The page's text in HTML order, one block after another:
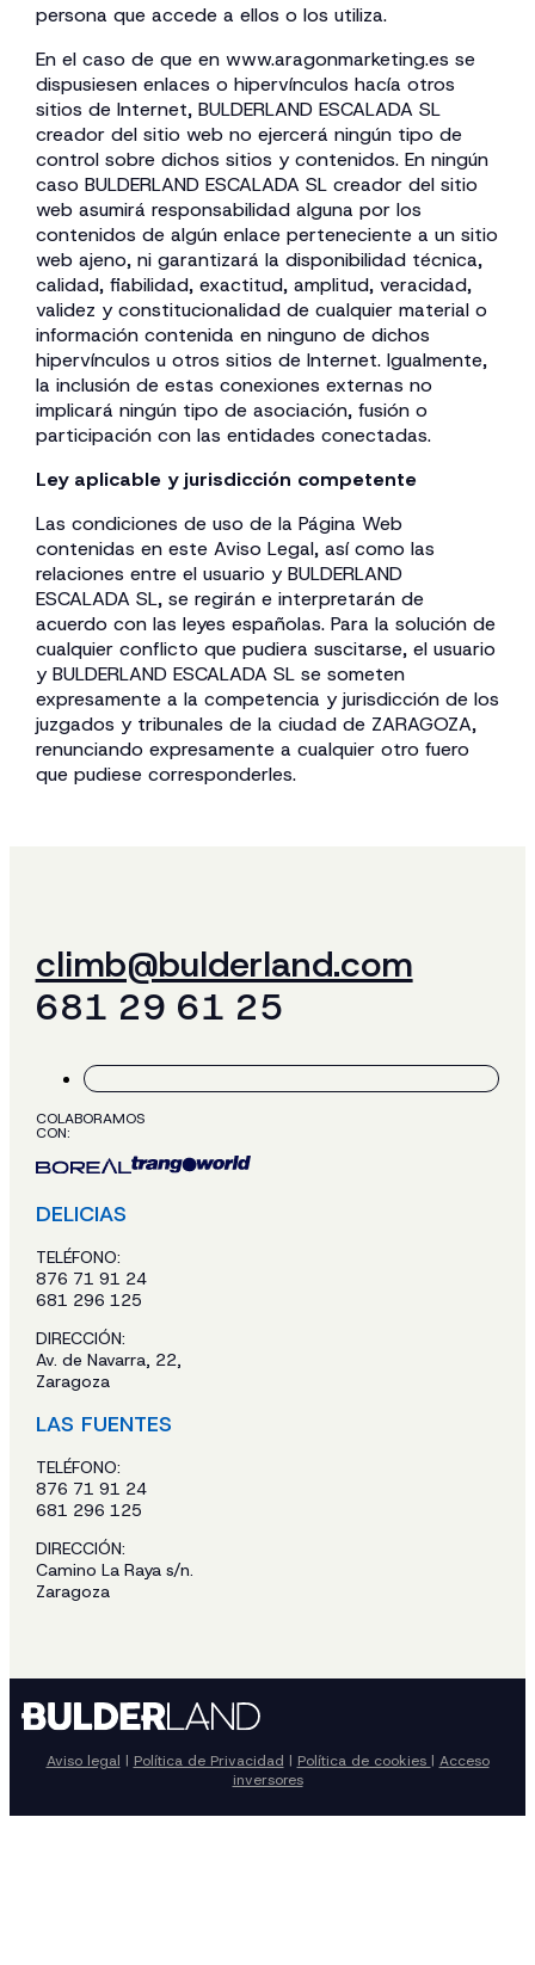
persona que accede a ellos o los utiliza.
En el caso de que en www.aragonmarketing.es se
dispusiesen enlaces o hipervínculos hacía otros
sitios de Internet, BULDERLAND ESCALADA SL
creador del sitio web no ejercerá ningún tipo de
control sobre dichos sitios y contenidos. En ningún
caso BULDERLAND ESCALADA SL creador del sitio
web asumirá responsabilidad alguna por los
contenidos de algún enlace perteneciente a un sitio
web ajeno, ni garantizará la disponibilidad técnica,
calidad, fiabilidad, exactitud, amplitud, veracidad,
validez y constitucionalidad de cualquier material o
información contenida en ninguno de dichos
hipervínculos u otros sitios de Internet. Igualmente,
la inclusión de estas conexiones externas no
implicará ningún tipo de asociación, fusión o
participación con las entidades conectadas.
Ley aplicable y jurisdicción competente
Las condiciones de uso de la Página Web
contenidas en este Aviso Legal, así como las
relaciones entre el usuario y BULDERLAND
ESCALADA SL, se regirán e interpretarán de
acuerdo con las leyes españolas. Para la solución de
cualquier conflicto que pudiera suscitarse, el usuario
y BULDERLAND ESCALADA SL se someten
expresamente a la competencia y jurisdicción de los
juzgados y tribunales de la ciudad de ZARAGOZA,
renunciando expresamente a cualquier otro fuero
que pudiese corresponderles.
climb@bulderland.com
681 29 61 25
COLABORAMOS
CON:
DELICIAS
TELÉFONO:
876 71 91 24
681 296 125
DIRECCIÓN:
Av. de Navarra, 22,
Zaragoza
LAS FUENTES
TELÉFONO:
876 71 91 24
681 296 125
DIRECCIÓN:
Camino La Raya s/n.
Zaragoza
Aviso legal | Política de Privacidad | Política de cookies | Acceso
inversores